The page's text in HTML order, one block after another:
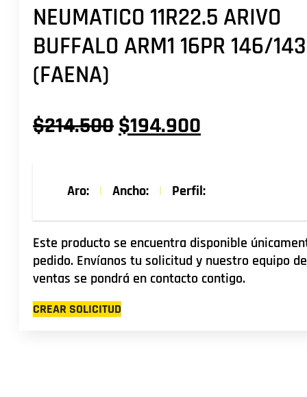
NEUMATICO 11R22.5 ARIVO
BUFFALO ARM1 16PR 146/
(FAENA)
$214.500El
original
$214.500.
$194.900
actual
$194.900.
Aro: | Ancho: | Perfil:
Este producto se encuentra disponible
pedido. Envíanos tu solicitud y nuestro equipo de
ventas se pondrá en contacto contigo.
CREAR SOLICITUD